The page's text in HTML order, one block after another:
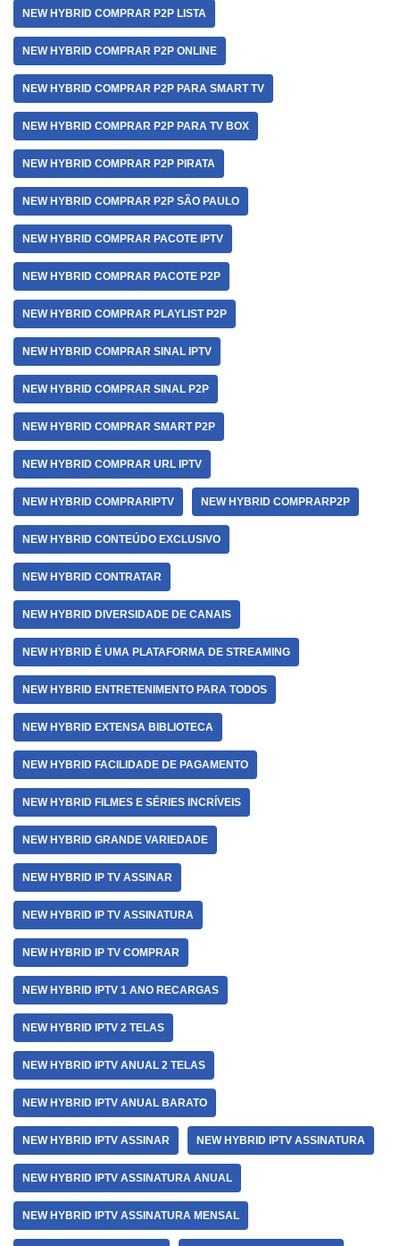
NEW HYBRID COMPRAR P2P LISTA
NEW HYBRID COMPRAR P2P ONLINE
NEW HYBRID COMPRAR P2P PARA SMART TV
NEW HYBRID COMPRAR P2P PARA TV BOX
NEW HYBRID COMPRAR P2P PIRATA
NEW HYBRID COMPRAR P2P SÃO PAULO
NEW HYBRID COMPRAR PACOTE IPTV
NEW HYBRID COMPRAR PACOTE P2P
NEW HYBRID COMPRAR PLAYLIST P2P
NEW HYBRID COMPRAR SINAL IPTV
NEW HYBRID COMPRAR SINAL P2P
NEW HYBRID COMPRAR SMART P2P
NEW HYBRID COMPRAR URL IPTV
NEW HYBRID COMPRARIPTV NEW HYBRID COMPRARP2P
NEW HYBRID CONTEÚDO EXCLUSIVO
NEW HYBRID CONTRATAR
NEW HYBRID DIVERSIDADE DE CANAIS
NEW HYBRID É UMA PLATAFORMA DE STREAMING
NEW HYBRID ENTRETENIMENTO PARA TODOS
NEW HYBRID EXTENSA BIBLIOTECA
NEW HYBRID FACILIDADE DE PAGAMENTO
NEW HYBRID FILMES E SÉRIES INCRÍVEIS
NEW HYBRID GRANDE VARIEDADE
NEW HYBRID IP TV ASSINAR
NEW HYBRID IP TV ASSINATURA
NEW HYBRID IP TV COMPRAR
NEW HYBRID IPTV 1 ANO RECARGAS
NEW HYBRID IPTV 2 TELAS
NEW HYBRID IPTV ANUAL 2 TELAS
NEW HYBRID IPTV ANUAL BARATO
NEW HYBRID IPTV ASSINAR NEW HYBRID IPTV ASSINATURA
NEW HYBRID IPTV ASSINATURA ANUAL
NEW HYBRID IPTV ASSINATURA MENSAL